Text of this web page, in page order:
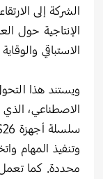
الشركة إلى
الإنتاجية حول
الاستباقي
ويستند هذا
الاصطناعي،
وتنفيذ المهام
محددة. كما